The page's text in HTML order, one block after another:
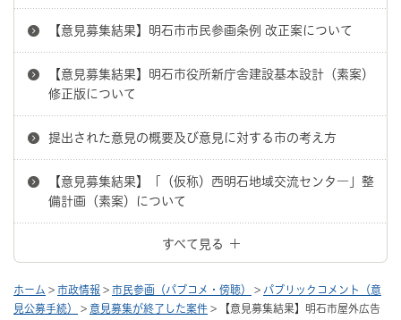
【意見募集結果】明石市市民参画条例 改正案について
【意見募集結果】明石市役所新庁舎建設基本設計（素案）
修正版について
提出された意見の概要及び意見に対する市の考え方
【意見募集結果】「（仮称）西明石地域交流センタ―」整
備計画（素案）について
すべて見る
ホーム > 市政情報 > 市民参画（パブコメ・傍聴） > パブリックコメント（意
見公募手続）
> 意見募集が終了した案件 > 【意見募集結果】明石市屋外広告